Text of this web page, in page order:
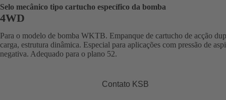
Selo mecânico tipo cartucho específico da bomba
4WD
Para o modelo de bomba WKTB. Empanque de cartucho de acção
carga, estrutura dinâmica. Especial para aplicações com pressão de
negativa. Adequado para o plano 52.
Contato KSB